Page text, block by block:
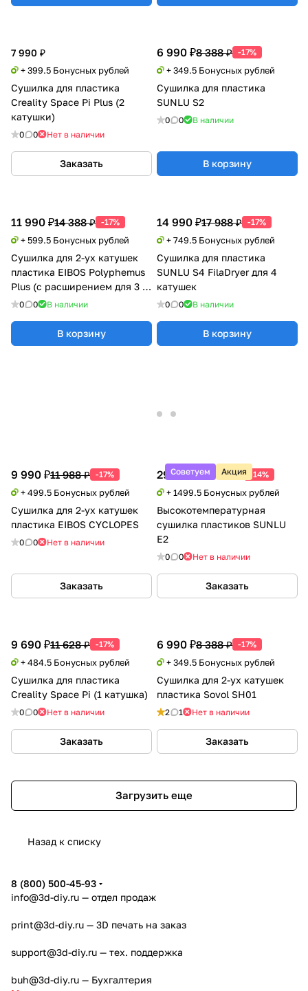
6 990 ₽8 388 ₽ -17%
+ 349.5 Бонусных рублей
Сушилка для пластика
SUNLU S2
0 0 В наличии
В корзину
11 990 ₽14 388 ₽ -17%
+ 599.5 Бонусных рублей
Сушилка для 2-ух катушек
пластика EIBOS Polyphemus
Plus (с расширением для 3 кг
катушки)
0 0 В наличии
В корзину
14 990 ₽17 988 ₽ -17%
+ 749.5 Бонусных рублей
Сушилка для пластика
SUNLU S4 FilaDryer для 4
катушек
0 0 В наличии
В корзину
9 990 ₽11 988 ₽ -17%
+ 499.5 Бонусных рублей
Сушилка для 2-ух катушек
пластика EIBOS CYCLOPES
0 0 Нет в наличии
Заказать
Советуем Акция
29 990 ₽34 788 ₽ -14%
+ 1499.5 Бонусных рублей
Высокотемпературная
сушилка пластиков SUNLU
E2
0 0 Нет в наличии
Заказать
7 990 ₽
+ 399.5 Бонусных рублей
Сушилка для пластика
Creality Space Pi Plus (2
катушки)
0 0 Нет в наличии
Заказать
9 690 ₽11 628 ₽ -17%
+ 484.5 Бонусных рублей
Сушилка для пластика
Creality Space Pi (1 катушка)
0 0 Нет в наличии
Заказать
6 990 ₽8 388 ₽ -17%
+ 349.5 Бонусных рублей
Сушилка для 2-ух катушек
пластика Sovol SH01
2 1 Нет в наличии
Заказать
Загрузить еще
Назад к списку
8 (800) 500-45-93
info@3d-diy.ru — отдел продаж
print@3d-diy.ru — 3D печать на заказ
support@3d-diy.ru — тех. поддержка
buh@3d-diy.ru — Бухгалтерия